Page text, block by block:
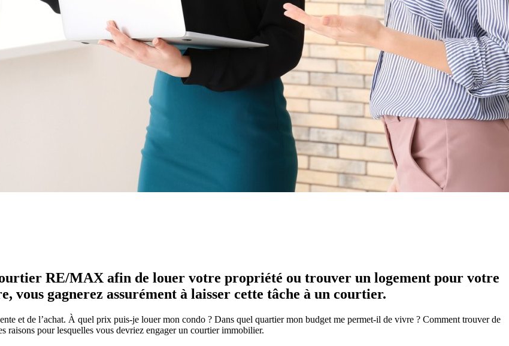
RE/MAX afin de louer votre propriété ou trouver un logement pour votre
vous gagnerez assurément à laisser cette tâche à un courtier.
et de l’achat. À quel prix puis-je louer mon condo ? Dans quel quartier mon budget me permet-il de vivre ? Comment trouver de
raisons pour lesquelles vous devriez engager un courtier immobilier.